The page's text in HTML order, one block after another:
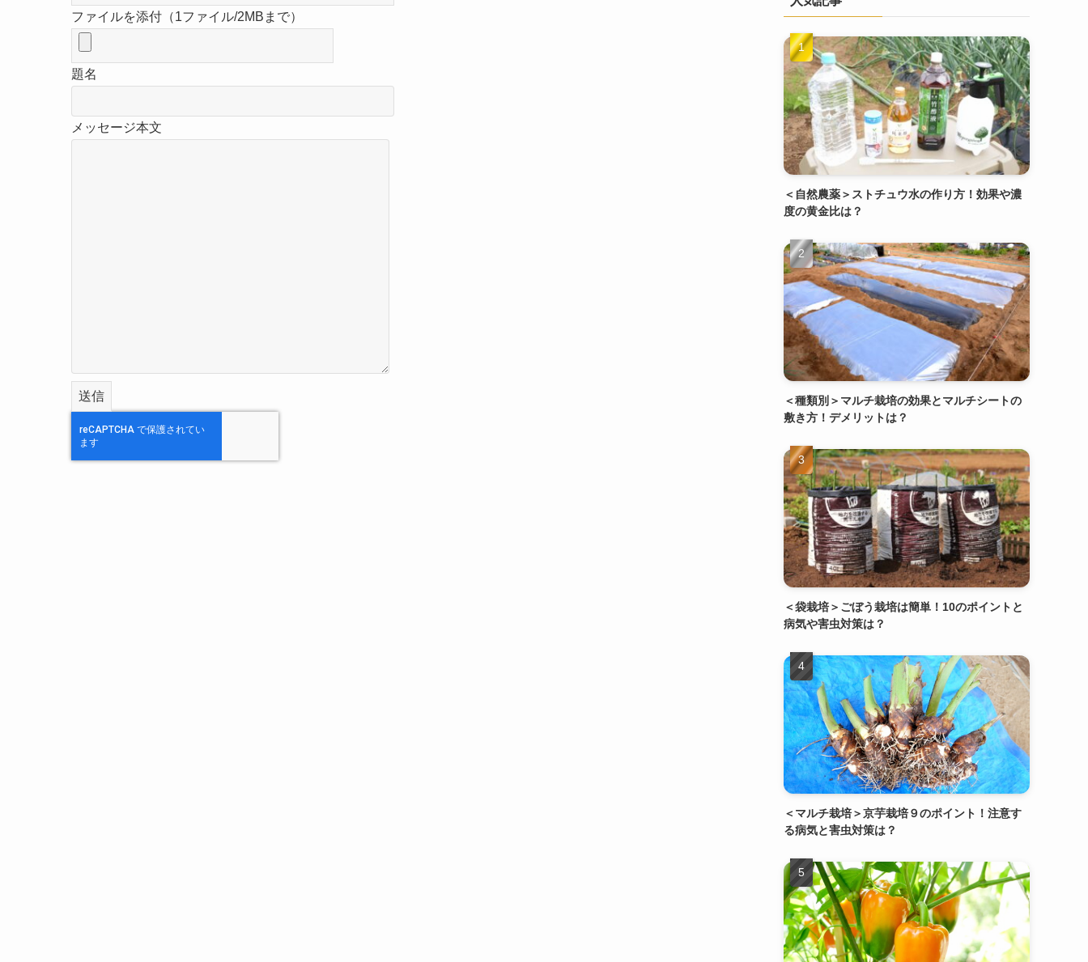
ファイルを添付（1ファイル/2MBまで）
題名
メッセージ本文
＜自然農薬＞ストチュウ水の作り方！効果や濃
度の黄金比は？
＜種類別＞マルチ栽培の効果とマルチシートの
敷き方！デメリットは？
＜袋栽培＞ごぼう栽培は簡単！10のポイントと
病気や害虫対策は？
＜マルチ栽培＞京芋栽培９のポイント！注意す
る病気と害虫対策は？